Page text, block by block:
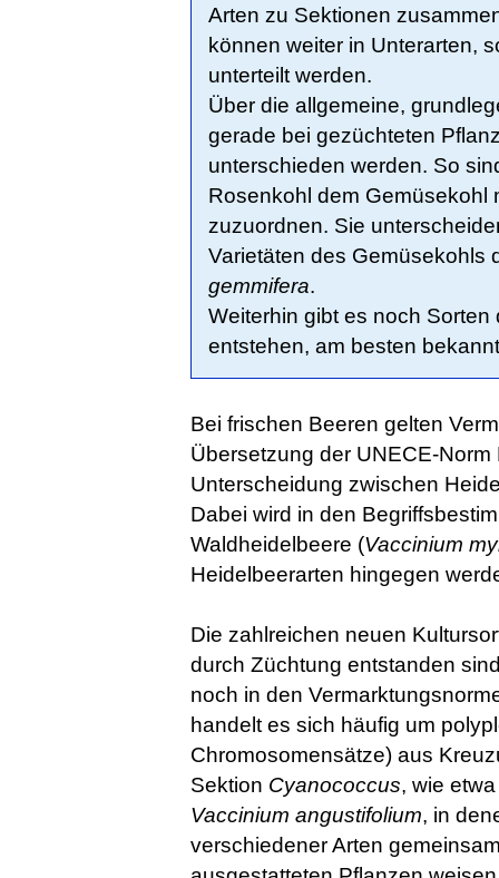
Arten zu Sektionen
können weiter in Unterarten,
unterteilt werden.
Über die allgemeine,
gerade bei gezüchteten
unterschieden werden. So
Rosenkohl dem Gemüsekohl
zuzuordnen. Sie
Varietäten des Gemüsekohls
gemmifera.
Weiterhin gibt es noch
entstehen, am besten
Bei frischen Beeren gelten
Übersetzung der UNECE-
Unterscheidung zwischen
Dabei wird in den
Waldheidelbeere (Vaccinium
Heidelbeerarten hingegen
Die zahlreichen neuen
durch Züchtung entstanden
noch in den
handelt es sich häufig um
Chromosomensätze) aus
Sektion Cyanococcus, wie
Vaccinium angustifolium, in
verschiedener Arten